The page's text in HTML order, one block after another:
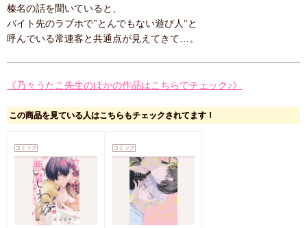
榛名の話を聞いていると、
バイト先のラブホで"とんでもない遊び人"と
呼んでいる常連客と共通点が見えてきて…。
《乃々うたこ先生のほかの作品はこちらでチェック♪》
この商品を見ている人はこちらもチェックされてます！
コミック コミック